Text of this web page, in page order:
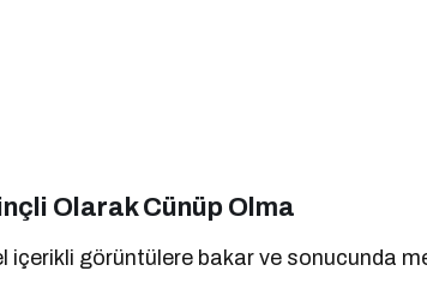
Olarak Cünüp Olma
içerikli görüntülere bakar ve sonucunda